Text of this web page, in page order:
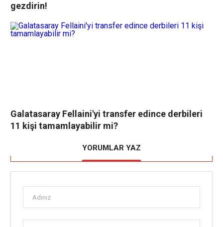
gezdirin!
Galatasaray Fellaini'yi transfer edince derbileri
11 kişi tamamlayabilir mi?
YORUMLAR YAZ